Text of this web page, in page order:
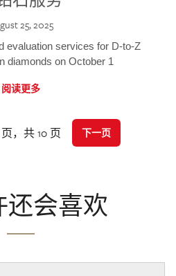
25, 2025
evaluation services for D-to-Z
diamonds on October 1
阅读更多
页，共 10 页 下一页
还会喜欢